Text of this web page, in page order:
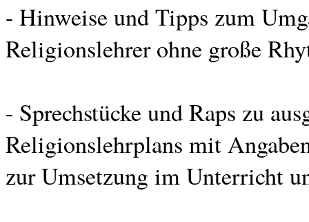
- Hinweise und Tipps zum
Religionslehrer ohne große
- Sprechstücke und Raps zu
Religionslehrplans mit
zur Umsetzung im Unterricht